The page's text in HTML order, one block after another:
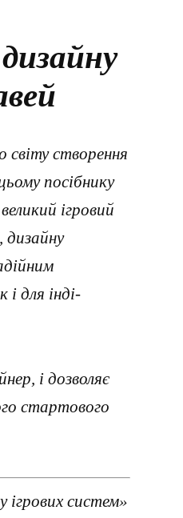
світу створення
посібнику
ігровий
дизайну
для інді-
і дозволяє
стартового
систем»